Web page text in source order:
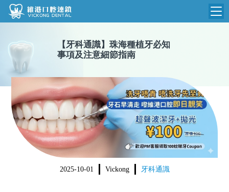
維港首頁
品牌介紹
環境設備
醫院新聞
收費標準
N
收費總表
植牙收費
根管收費
美學收費
醫生團隊
門診時間
【 牙科通識】 珠海種植牙必知
事項及注意細節指南
2025-10-01 Vickong 牙科通識